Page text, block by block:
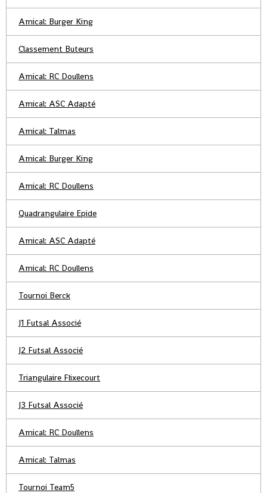
Amical: Burger King
Classement Buteurs
Amical: RC Doullens
Amical: ASC Adapté
Amical: Talmas
Amical: Burger King
Amical: RC Doullens
Quadrangulaire Epide
Amical: ASC Adapté
Amical: RC Doullens
Tournoi Berck
J1 Futsal Associé
J2 Futsal Associé
Triangulaire Flixecourt
J3 Futsal Associé
Amical: RC Doullens
Amical: Talmas
Tournoi Team5